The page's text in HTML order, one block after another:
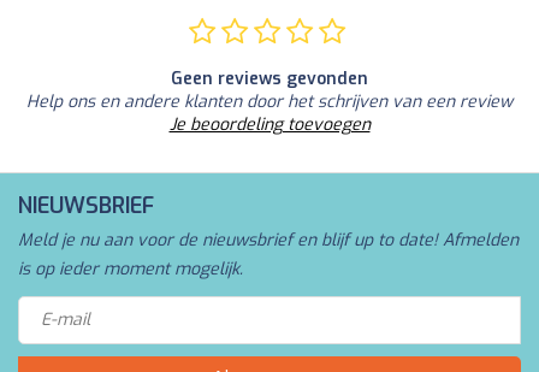
Geen reviews gevonden
Help ons en andere klanten door het schrijven van een review
Je beoordeling toevoegen
NIEUWSBRIEF
Meld je nu aan voor de nieuwsbrief en blijf up to date! Afmelden
is op ieder moment mogelijk.